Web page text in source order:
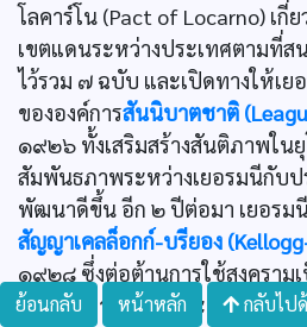
โลคาร์โน (Pact of Locarno) เ
เขตแดนระหว่างประเทศตามที่
ไว้รวม ๗ ฉบับ และเปิดทางให้เย
ขององค์การสันนิบาตชาติ
๑๙๒๖ ทั้งเสริมสร้างสันติภาพใน
สัมพันธภาพระหว่างเยอรมนีกับป
พัฒนาดีขึ้น อีก ๒ ปีต่อมา เยอรม
สัญญาเคลล็อกก์-บรียอง
๑๙๒๘ ซึ่งต่อต้านการใช้สงคราม
ปัญหาความขัดแย้งระหว่างประเ
ย้อนกลับ หน้าหลัก กลับไป